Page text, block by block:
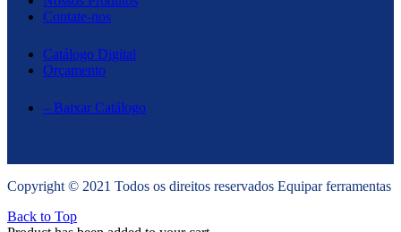
Contate-nos
Catálogo Digital
Orçamento
– Baixar Catálogo
Copyright © 2021 Todos os direitos reservados Equipar ferramentas
Back to Top